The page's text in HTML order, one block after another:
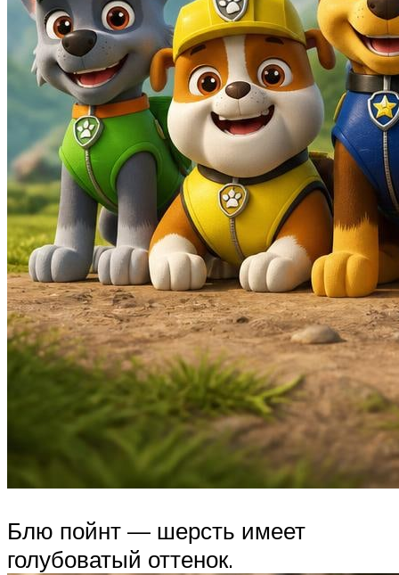
Блю пойнт — шерсть имеет
голубоватый оттенок.